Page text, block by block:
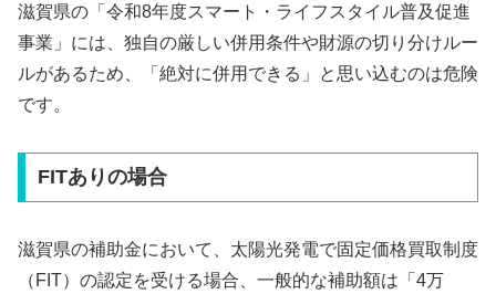
滋賀県の「令和8年度スマート・ライフスタイル普及促進
事業」には、独自の厳しい併用条件や財源の切り分けルー
ルがあるため、「絶対に併用できる」と思い込むのは危険
です。
FITありの場合
滋賀県の補助金において、太陽光発電で固定価格買取制度
（FIT）の認定を受ける場合、一般的な補助額は「4万